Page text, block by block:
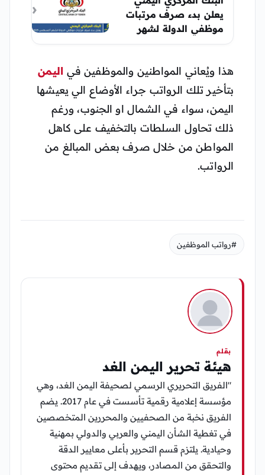
يعلن بدء صرف مرتبات
موظفي الدولة لشهر
أغسطس 2025
هذا ويُعاني المواطنين والموظفين في اليمن
بتأخير تلك الرواتب جراء الأوضاع الي يعيشها
اليمن، سواء في الشمال او الجنوب، ورغم
ذلك تحاول السلطات بالتخفيف على كاهل
المواطن من خلال صرف بعض المبالغ من
الرواتب.
#رواتب الموظفين
بقلم
هيئة تحرير اليمن الغد
"الفريق التحريري الرسمي لصحيفة اليمن الغد، وهي
مؤسسة إعلامية رقمية تأسست في عام 2017. يضم
الفريق نخبة من الصحفيين والمحررين المتخصصين
في تغطية الشأن اليمني والعربي والدولي بمهنية
وحيادية. يلتزم قسم التحرير بأعلى معايير الدقة
والتحقق من المصادر، ويهدف إلى تقديم محتوى